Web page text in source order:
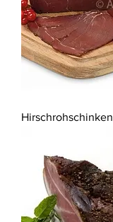
Hirschrohschinken